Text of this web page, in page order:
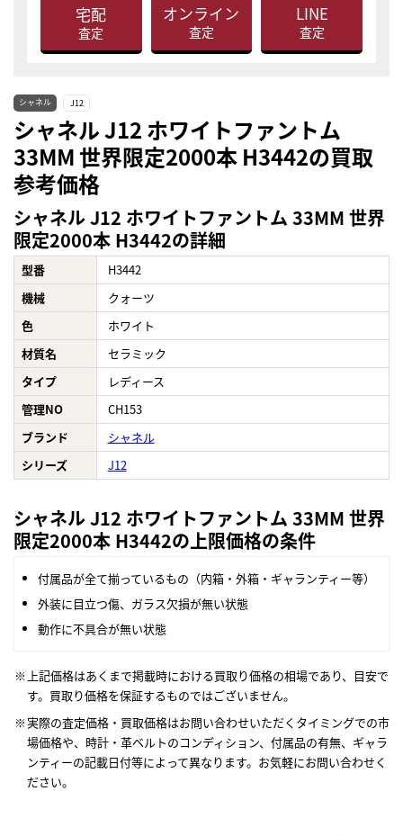
宅配
査定
オンライン
査定
LINE
査定
シャネル J12
シャネル J12 ホワイトファントム
33MM 世界限定2000本 H3442の買取
参考価格
シャネル J12 ホワイトファントム 33MM 世界
限定2000本 H3442の詳細
型番
H3442
機械
クォーツ
色
ホワイト
材質名
セラミック
タイプ
レディース
管理NO
CH153
ブランド
シャネル
シリーズ
J12
シャネル J12 ホワイトファントム 33MM 世界
限定2000本 H3442の上限価格の条件
付属品が全て揃っているもの（内箱・外箱・ギャランティー等）
外装に目立つ傷、ガラス欠損が無い状態
動作に不具合が無い状態
上記価格はあくまで掲載時における買取り価格の相場であり、目安で
す。買取り価格を保証するものではございません。
実際の査定価格・買取価格はお問い合わせいただくタイミングでの市
場価格や、時計・革ベルトのコンディション、付属品の有無、ギャラ
ンティーの記載日付等によって異なります。お気軽にお問い合わせく
ださい。